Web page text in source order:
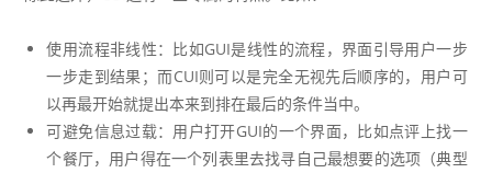
使用流程非线性：比如GUI是线性的流程，界面引导用户一步
一步走到结果；而CUI则可以是完全无视先后顺序的，用户可
以再最开始就提出本来到排在最后的条件当中。
可避免信息过载：用户打开GUI的一个界面，比如点评上找一
个餐厅，用户得在一个列表里去找寻自己最想要的选项（典型